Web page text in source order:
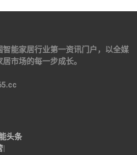
能家居行业第一资讯门户，以全媒
市场的每一步成长。
头条